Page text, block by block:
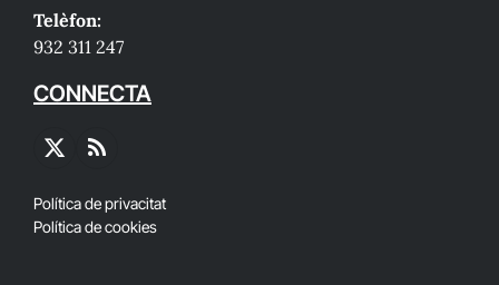
Telèfon:
932 311 247
CONNECTA
X
RSS
Política de privacitat
Política de cookies